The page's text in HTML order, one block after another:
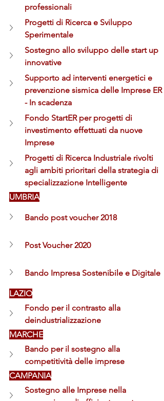
professionali
Progetti di Ricerca e Sviluppo
Sperimentale
Sostegno allo sviluppo delle start up
innovative
Supporto ad interventi energetici e
prevenzione sismica delle Imprese ER
- In scadenza
Fondo StartER per progetti di
investimento effettuati da nuove
Imprese
Progetti di Ricerca Industriale rivolti
agli ambiti prioritari della strategia di
specializzazione Intelligente
UMBRIA
Bando post voucher 2018
Post Voucher 2020
Bando Impresa Sostenibile e Digitale
LAZIO
Fondo per il contrasto alla
deindustrializzazione
MARCHE
Bando per il sostegno alla
competitività delle imprese
CAMPANIA
Sostegno alle Imprese nella